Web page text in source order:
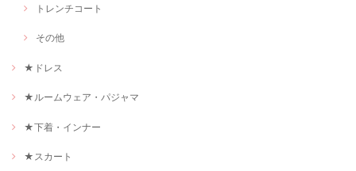
トレンチコート
その他
★ドレス
★ルームウェア・パジャマ
★下着・インナー
★スカート